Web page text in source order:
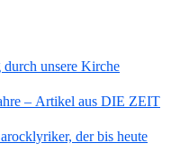
unsere Kirche
– Artikel aus DIE ZEIT
der bis heute